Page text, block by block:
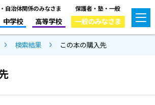
自治体関係のみなさま
中学校 高等学校
保護者・塾・一般
一般のみなさま
検索結果 この本の購入先